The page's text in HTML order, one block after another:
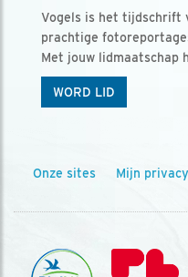
Vogels is het tijdschrift
prachtige
Met jouw lidmaatschap
WORD LID
Onze sites Mijn privacy